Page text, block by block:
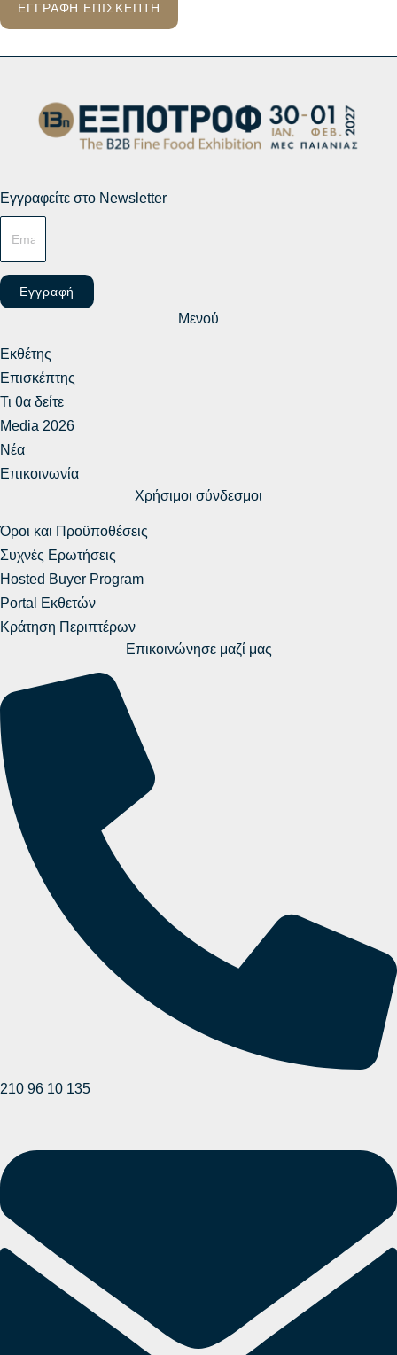
ΕΓΓΡΑΦΗ ΕΠΙΣΚΕΠΤΗ
Εγγραφείτε στο Newsletter
Εγγραφή
Μενού
Εκθέτης
Επισκέπτης
Τι θα δείτε
Media 2026
Νέα
Επικοινωνία
Χρήσιμοι σύνδεσμοι
Όροι και Προϋποθέσεις
Συχνές Ερωτήσεις
Hosted Buyer Program
Portal Εκθετών
Κράτηση Περιπτέρων
Επικοινώνησε μαζί μας
210 96 10 135